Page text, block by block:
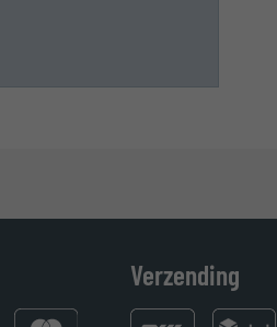
Verzending